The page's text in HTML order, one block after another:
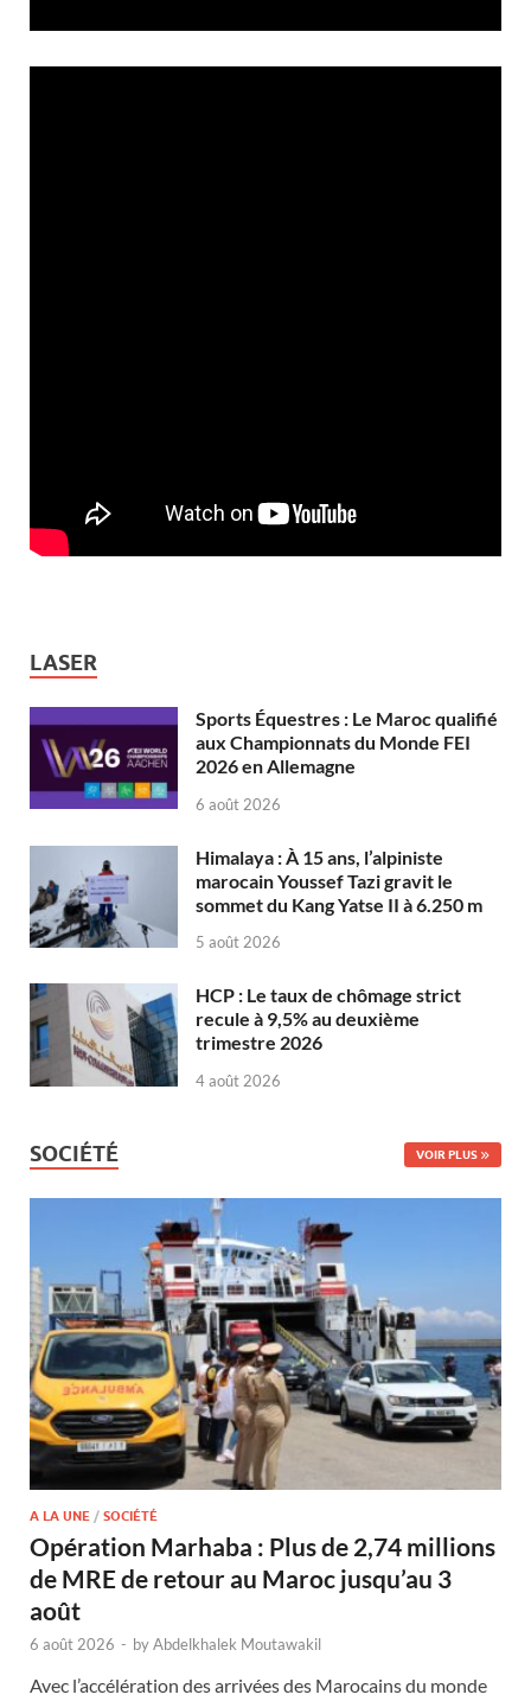
LASER
Sports Équestres : Le Maroc qualifié
aux Championnats du Monde FEI
2026 en Allemagne
6 août 2026
Himalaya : À 15 ans, l’alpiniste
marocain Youssef Tazi gravit le
sommet du Kang Yatse II à 6.250 m
5 août 2026
HCP : Le taux de chômage strict
recule à 9,5% au deuxième
trimestre 2026
4 août 2026
SOCIÉTÉ VOIR PLUS
A LA UNE / SOCIÉTÉ
Opération Marhaba : Plus de 2,74 millions
de MRE de retour au Maroc jusqu’au 3
août
6 août 2026 - byAbdelkhalek Moutawakil
Avec l’accélération des arrivées des Marocains du monde